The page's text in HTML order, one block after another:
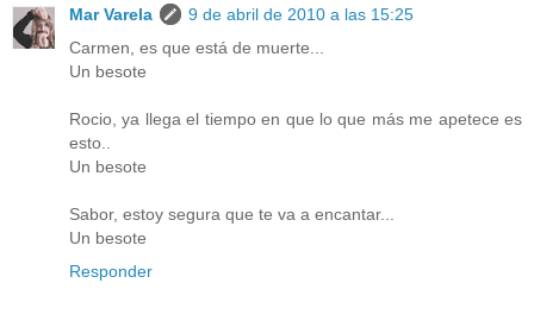
Mar Varela
9 de abril de 2010 a las 15:25
Carmen, es que está de muerte...
Un besote
Rocio, ya llega el tiempo en que lo que más me apetece es
esto..
Un besote
Sabor, estoy segura que te va a encantar...
Un besote
Responder